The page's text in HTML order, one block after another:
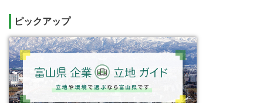
ピックアップ